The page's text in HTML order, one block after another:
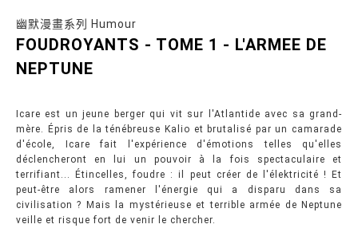
幽默漫畫系列 Humour
FOUDROYANTS - TOME 1 - L'ARMEE DE
NEPTUNE
Icare est un jeune berger qui vit sur l'Atlantide avec sa grand-
mère. Épris de la ténébreuse Kalio et brutalisé par un camarade
d'école, Icare fait l'expérience d'émotions telles qu'elles
déclencheront en lui un pouvoir à la fois spectaculaire et
terrifiant... Étincelles, foudre : il peut créer de l'élektricité ! Et
peut-être alors ramener l'énergie qui a disparu dans sa
civilisation ? Mais la mystérieuse et terrible armée de Neptune
veille et risque fort de venir le chercher.